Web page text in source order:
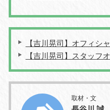
【吉川晃司】オフィシ
【吉川晃司】スタッフ
取材・文